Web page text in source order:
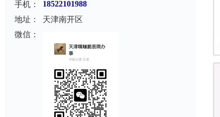
手机：
18522101988
地址：
天津南开区
微信：